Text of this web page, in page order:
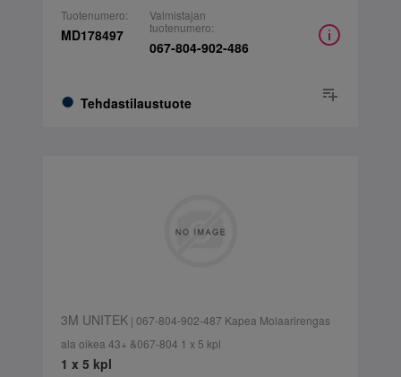
Tuotenumero:
MD178497
Tehdastilaustuote
Valmistajan
tuotenumero:
067-804-902-486
3M UNITEK| 067-804-902-487 Kapea Molaarirengas
ala oikea 43+ &067-804 1 x 5 kpl
1 x 5 kpl